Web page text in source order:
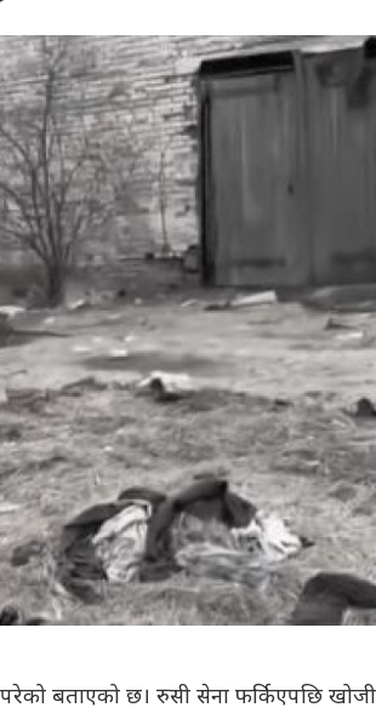
बताएको छ। रुसी सेना फर्किएपछि